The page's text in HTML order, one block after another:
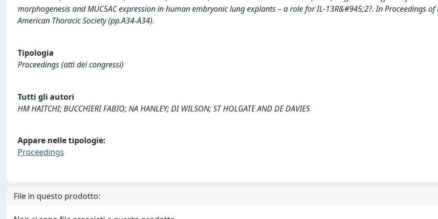
morphogenesis and MUC5AC expression in human embryonic lung explants – a role for IL-13R&#945;2?. In Proceedings of
American Thoracic Society (pp.A34-A34).
Tipologia
Proceedings (atti dei congressi)
Tutti gli autori
HM HAITCHI; BUCCHIERI FABIO; NA HANLEY; DI WILSON; ST HOLGATE AND DE DAVIES
Appare nelle tipologie:
Proceedings
File in questo prodotto: